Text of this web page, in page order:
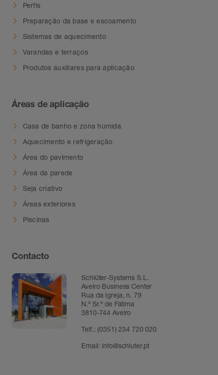
Perfis
Preparação da base e escoamento
Sistemas de aquecimento
Varandas e terraços
Produtos auxiliares para aplicação
Áreas de aplicação
Casa de banho e zona húmida
Aquecimento e refrigeração
Área do pavimento
Área da parede
Seja criativo
Áreas exteriores
Piscinas
Contacto
Schlüter-Systems S.L.
Aveiro Business Center
Rua da Igreja, n. 79
N.ª Sr.ª de Fátima
3810-744 Aveiro
Telf.:(0351) 234 720 020
Email: info@schluter.pt